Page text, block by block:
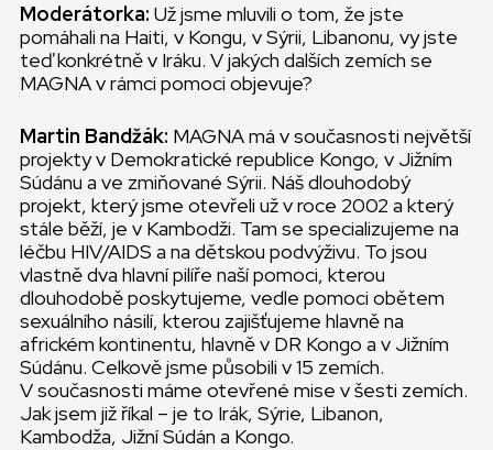
Moderátorka: Už jsme mluvili o tom, že jste
pomáhali na Haiti, v Kongu, v Sýrii, Libanonu, vy jste
teď konkrétně v Iráku. V jakých dalších zemích se
MAGNA v rámci pomoci objevuje?
Martin Bandžák: MAGNA má v současnosti největší
projekty v Demokratické republice Kongo, v Jižním
Súdánu a ve zmiňované Sýrii. Náš dlouhodobý
projekt, který jsme otevřeli už v roce 2002 a který
stále běží, je v Kambodži. Tam se specializujeme na
léčbu HIV/AIDS a na dětskou podvýživu. To jsou
vlastně dva hlavní pilíře naší pomoci, kterou
dlouhodobě poskytujeme, vedle pomoci obětem
sexuálního násilí, kterou zajišťujeme hlavně na
africkém kontinentu, hlavně v DR Kongo a v Jižním
Súdánu. Celkově jsme působili v 15 zemích.
V současnosti máme otevřené mise v šesti zemích.
Jak jsem již říkal – je to Irák, Sýrie, Libanon,
Kambodža, Jižní Súdán a Kongo.